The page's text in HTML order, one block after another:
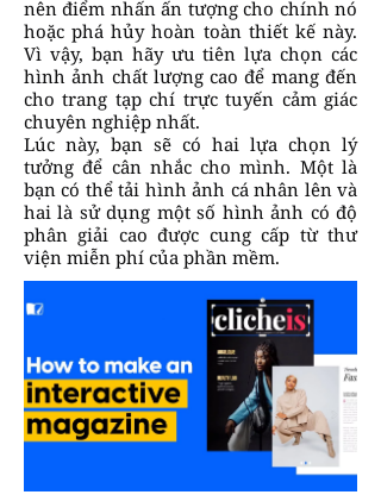
nên điểm nhấn ấn tượng cho chính nó
hoặc phá hủy hoàn toàn thiết kế này.
Vì vậy, bạn hãy ưu tiên lựa chọn các
hình ảnh chất lượng cao để mang đến
cho trang tạp chí trực tuyến cảm giác
chuyên nghiệp nhất.
Lúc này, bạn sẽ có hai lựa chọn lý
tưởng để cân nhắc cho mình. Một là
bạn có thể tải hình ảnh cá nhân lên và
hai là sử dụng một số hình ảnh có độ
phân giải cao được cung cấp từ thư
viện miễn phí của phần mềm.